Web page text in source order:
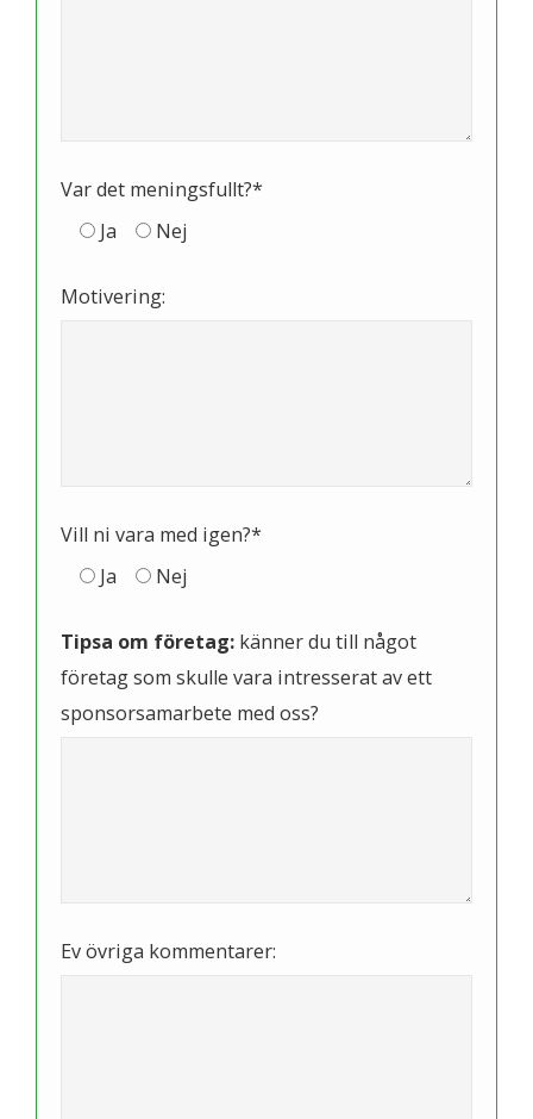
Var det meningsfullt?*
Ja
Nej
Motivering:
Vill ni vara med igen?*
Ja
Nej
Tipsa om företag: känner du till något
företag som skulle vara intresserat av ett
sponsorsamarbete med oss?
Ev övriga kommentarer: